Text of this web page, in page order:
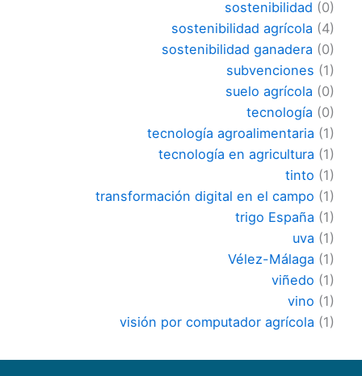
sostenibilidad (0)
sostenibilidad agrícola (4)
sostenibilidad ganadera (0)
subvenciones (1)
suelo agrícola (0)
tecnología (0)
tecnología agroalimentaria (1)
tecnología en agricultura (1)
tinto (1)
transformación digital en el campo (1)
trigo España (1)
uva (1)
Vélez-Málaga (1)
viñedo (1)
vino (1)
visión por computador agrícola (1)